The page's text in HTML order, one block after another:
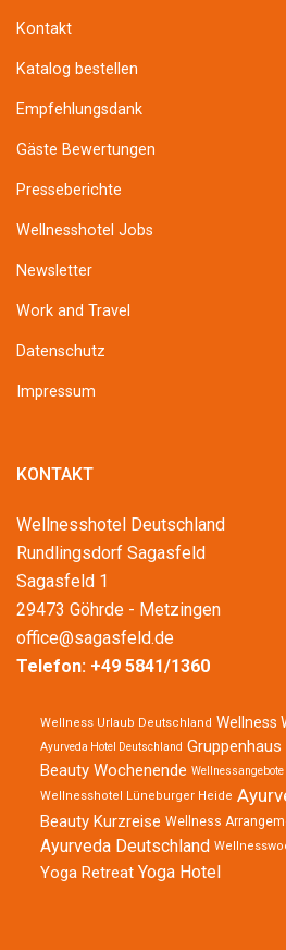
Kontakt
Katalog bestellen
Empfehlungsdank
Gäste Bewertungen
Presseberichte
Wellnesshotel Jobs
Newsletter
Work and Travel
Datenschutz
Impressum
KONTAKT
Wellnesshotel Deutschland
Rundlingsdorf Sagasfeld
Sagasfeld 1
29473 Göhrde - Metzingen
office@sagasfeld.de
Telefon: +49 5841/1360
Wellness Urlaub Deutschland Wellness
Ayurveda Hotel Deutschland
Beauty Wochenende Wellnessangebote
Wellnesshotel Lüneburger Heide
Beauty Kurzreise Wellness
Ayurveda Deutschland
Yoga Retreat Yoga Hotel